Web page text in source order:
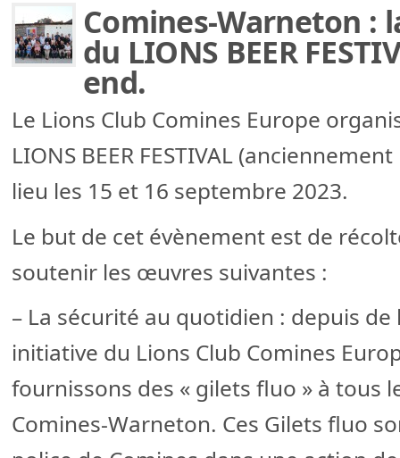
Comines-Warneton :
du LIONS BEER
end.
Le Lions Club Comines Europe
LIONS BEER FESTIVAL
lieu les 15 et 16 septembre 2023.
Le but de cet évènement est de
soutenir les œuvres suivantes :
– La sécurité au quotidien : depuis
initiative du Lions Club Comines
fournissons des « gilets fluo » à tous
Comines-Warneton. Ces Gilets fluo